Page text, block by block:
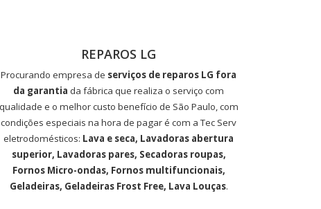
REPAROS LG
Procurando empresa de serviços de reparos LG fora
da garantia da fábrica que realiza o serviço com
qualidade e o melhor custo benefício de São Paulo, com
condições especiais na hora de pagar é com a Tec Serv
eletrodomésticos: Lava e seca, Lavadoras abertura
superior, Lavadoras pares, Secadoras roupas,
Fornos Micro-ondas, Fornos multifuncionais,
Geladeiras, Geladeiras Frost Free, Lava Louças.